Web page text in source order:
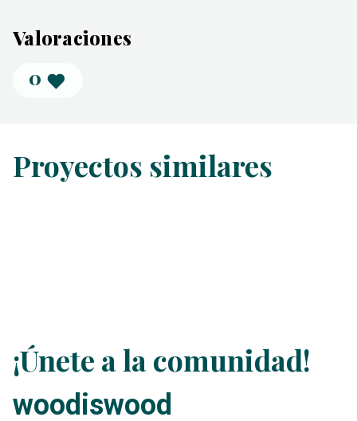
Valoraciones
0
Proyectos similares
¡Únete a la comunidad!
woodiswood